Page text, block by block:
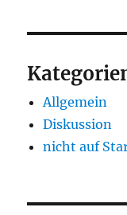
Allgemein
Diskussion
nicht auf